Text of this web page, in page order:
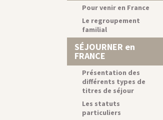
Pour venir en France
Le regroupement
familial
SÉJOURNER en
FRANCE
Présentation des
différents types de
titres de séjour
Les statuts
particuliers